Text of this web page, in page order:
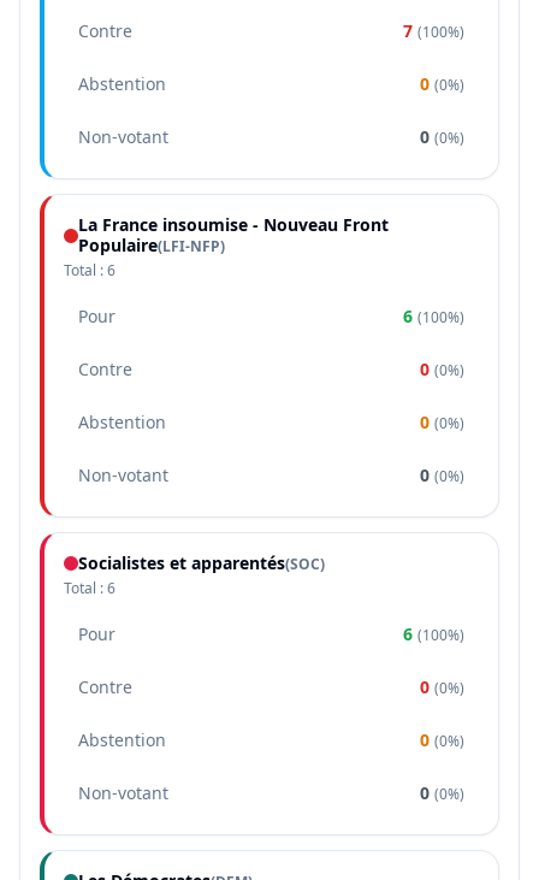
Contre 7 (100%)
Abstention 0 (0%)
Non-votant 0 (0%)
La France insoumise - Nouveau Front
Populaire(LFI-NFP)
Total :6
Pour 6 (100%)
Contre 0 (0%)
Abstention 0 (0%)
Non-votant 0 (0%)
Socialistes et apparentés(SOC)
Total :6
Pour 6 (100%)
Contre 0 (0%)
Abstention 0 (0%)
Non-votant 0 (0%)